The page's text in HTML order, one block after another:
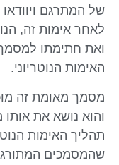
של המתרגם
לאחר אימות זה,
ואת חתימתו
האימות הנוטריוני.
מסמך מאומת זה
והוא נושא את
תהליך האימות
שהמסמכים